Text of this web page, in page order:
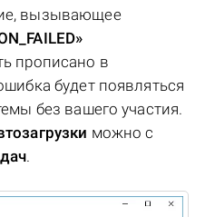
вызывающее
прописано в
будет появляться
без вашего участия.
можно с
.